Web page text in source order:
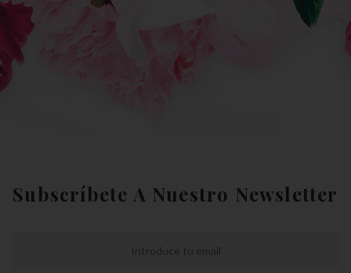
Subscríbete A Nuestro Newsletter